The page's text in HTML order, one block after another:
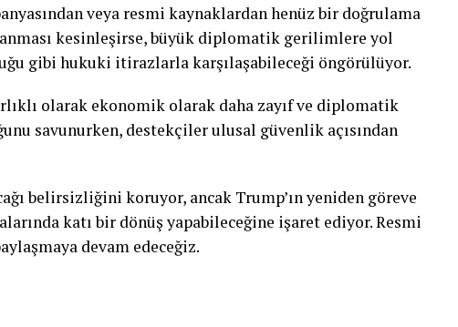
veya resmi kaynaklardan henüz bir doğrulama
kesinleşirse, büyük diplomatik gerilimlere yol
gibi hukuki itirazlarla karşılaşabileceği öngörülüyor.
olarak ekonomik olarak daha zayıf ve diplomatik
savunurken, destekçiler ulusal güvenlik açısından
belirsizliğini koruyor, ancak Trump’ın yeniden göreve
katı bir dönüş yapabileceğine işaret ediyor. Resmi
devam edeceğiz.